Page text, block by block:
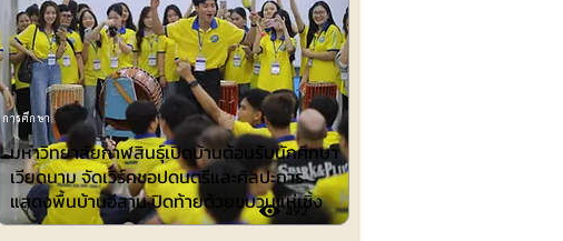
การศึกษา
มหาวิทยาลัยกาฬสินธุ์เปิดบ้านต้อนรับนักศึกษา
เวียดนาม จัดเวิร์คชอปดนตรีและศิลปะการ
แสดงพื้นบ้านอีสาน ปิดท้ายด้วยขบวนแห่เซิ้ง
492